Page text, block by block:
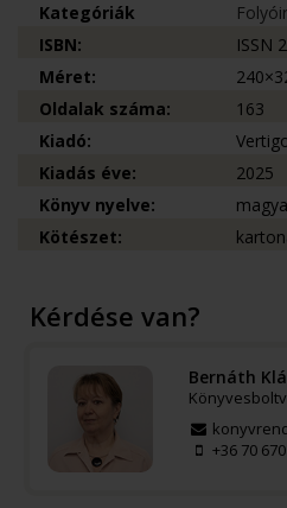
Kategóriák
ISBN:
ISSN
Méret:
Oldalak száma:
163
Kiadó:
Kiadás éve:
2025
Könyv nyelve:
Kötészet:
Kérdése van?
Bernáth
+36 70